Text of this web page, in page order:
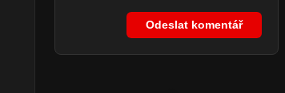
Odeslat komentář